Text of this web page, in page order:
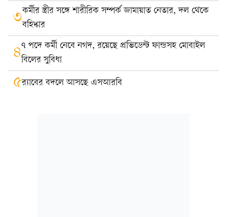
৩কর্মীর স্ত্রীর সঙ্গে শারীরিক সম্পর্ক জামায়াত নেতার, দল থেকে
বহিষ্কার
৪৭ পদে কর্মী নেবে নগদ, রয়েছে প্রভিডেন্ট ফান্ডসহ মোবাইল
বিলের সুবিধা
৫র‍্যাবের বদলে আসছে এসআরবি